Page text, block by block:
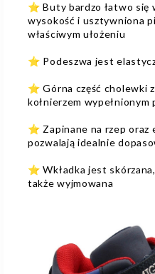
⭐️ Buty bardzo łatwo się
wysokość i usztywniona
właściwym ułożeniu
⭐️ Podeszwa jest
⭐️ Górna część cholewki
kołnierzem wypełnionym
⭐️ Zapinane na rzep
pozwalają idealnie
⭐️ Wkładka jest
także wyjmowana